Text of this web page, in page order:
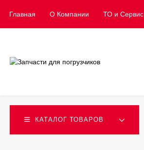
Главная О Компании ТО и Сервис
КАТАЛОГ ТОВАРОВ